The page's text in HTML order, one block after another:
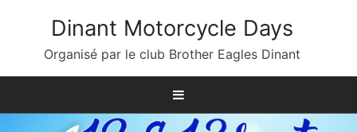
Dinant Motorcycle Days
Organisé par le club Brother Eagles Dinant